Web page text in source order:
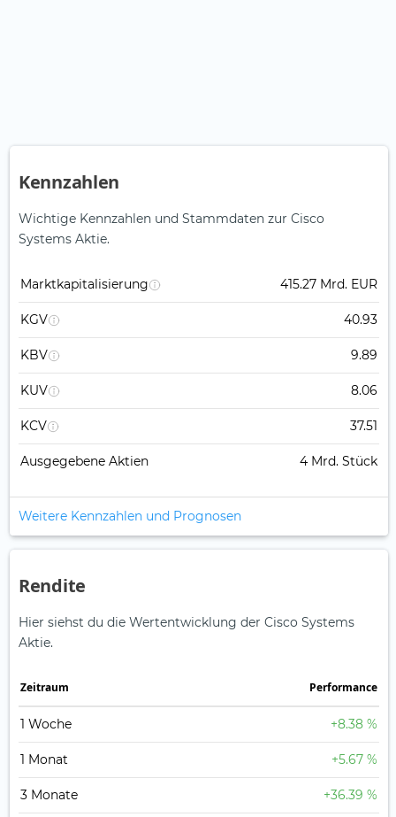
Kennzahlen
Wichtige Kennzahlen und Stammdaten zur Cisco
Systems Aktie.
Marktkapitalisierung 415.27 Mrd. EUR
KGV 40.93
KBV 9.89
KUV 8.06
KCV 37.51
Ausgegebene Aktien 4 Mrd. Stück
Weitere Kennzahlen und Prognosen
Rendite
Hier siehst du die Wertentwicklung der Cisco Systems
Aktie.
Zeitraum Perfor­mance
1 Woche +8.38 %
1 Monat +5.67 %
3 Monate +36.39 %